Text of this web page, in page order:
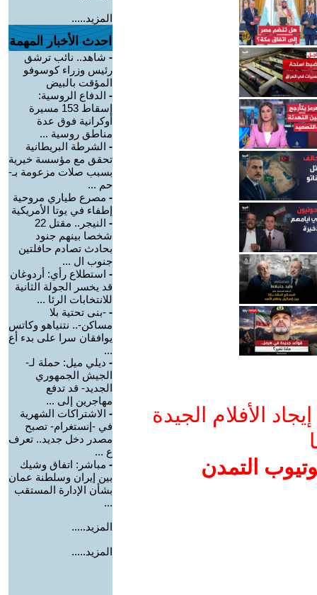
الأفلام الجيدة
التمدن
المزيد.....
احدث الأخبار المهمة
- شاهد.. نائب ترشق
رئيس وزراء كوسوفو
المؤقت بالبيض
- الدفاع الروسية:
إسقاط 153 مسيرة
أوكرانية فوق عدة
مناطق روسية ...
- الشرطة البريطانية
تحقق مع مؤسسة خيرية
بسبب صلات مزعومة بـ-
حم ...
- مصرع طياري مروحية
إطفاء في يوتا الأمريكية
-
النيجر.. مقتل 22
شخصا بينهم جنود
بحادث تصادم حافلتين
جنوب ال ...
- استطلاع رأي: أردوغان
قد يخسر الجولة الثانية
للانتخابات الرئا ...
- -بنى تحتية بلا
مساكن-.. نتنياهو وكاتس
يوافقان سرا على بدء أع
...
- ديلي ميل: حملة لـ-
الجيش الجمهوري
الجديد- قد تدفع
مهاجرين إلى ...
- الاشتراكات الشهرية
في -إنستغرام- تصبح
مصدر دخل جديد.. تعرف
ع ...
- مباشر: اتفاق وشيك
بين إيران وسلطنة عمان
بشأن الإدارة المستقب
...
المزيد.....
المزيد.....